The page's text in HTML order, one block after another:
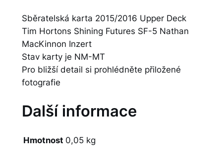
Sběratelská karta 2015/2016 Upper Deck
Tim Hortons Shining Futures SF-5 Nathan
MacKinnon Inzert
Stav karty je NM-MT
Pro bližší detail si prohlédněte přiložené
fotografie
Další informace
Hmotnost 0,05 kg